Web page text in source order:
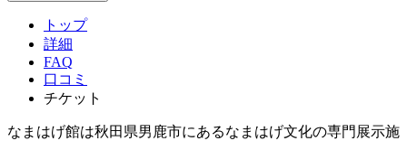
トップ
詳細
FAQ
口コミ
チケット
なまはげ館は秋田県男鹿市にあるなまはげ文化の専門展示施